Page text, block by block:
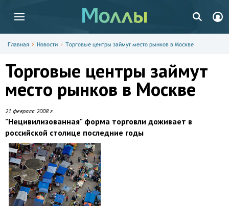
Главная Новости Торговые центры займут место рынков в Москве
Торговые центры займут
место рынков в Москве
21 февраля 2008 г.
"Нецивилизованная" форма торговли доживает в
российской столице последние годы